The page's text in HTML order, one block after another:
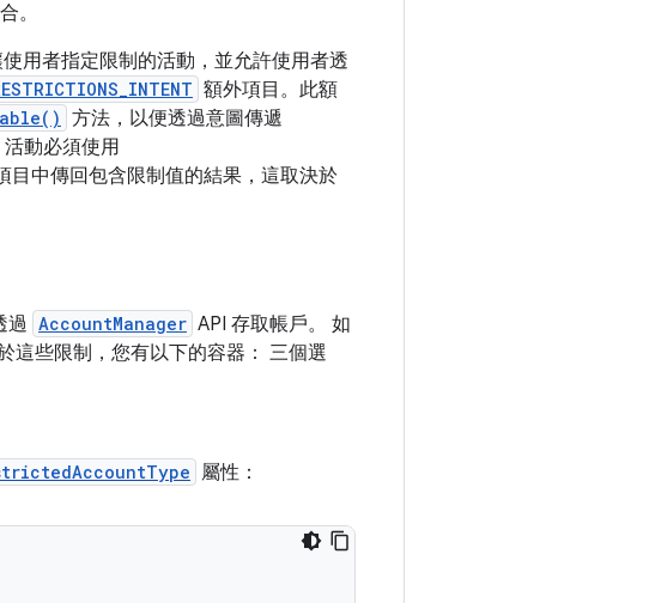
。
用者指定限制的活動，並允許使用者透
額外項目。此額
方法，以便透過意圖傳遞
動必須使用
目中傳回包含限制值的結果，這取決於
過 AccountManager API 存取帳戶。 如
這些限制，您有以下的容器： 三個選
屬性：